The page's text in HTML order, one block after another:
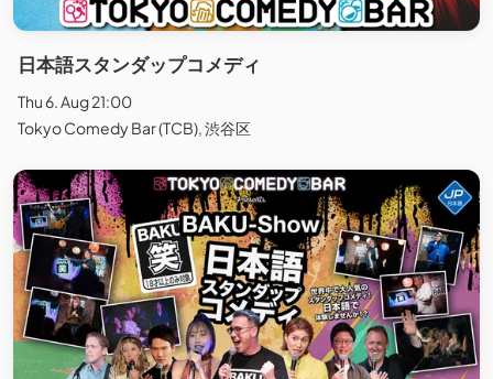
日本語スタンダップコメディ
Thu 6. Aug 21:00
Tokyo Comedy Bar (TCB), 渋谷区